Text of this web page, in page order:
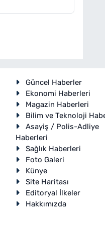
Güncel Haberler
Ekonomi Haberleri
Magazin Haberleri
Bilim ve Teknoloji
Asayiş / Polis-Adliye
Haberleri
Sağlık Haberleri
Foto Galeri
Künye
Site Haritası
Editoryal İlkeler
Hakkımızda